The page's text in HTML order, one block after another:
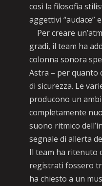
così la filosofia
aggettivi “audace”
Per creare
gradi, il team ha
colonna sonora
Astra – per quanto
di sicurezza. Le
producono un
completamente
suono ritmico
segnale di allerta
Il team ha ritenuto
registrati fossero
ha chiesto a un